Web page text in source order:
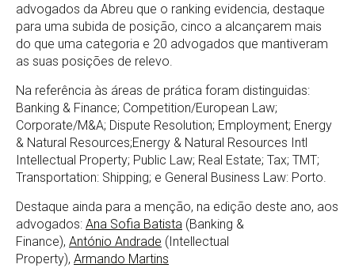
advogados da Abreu que o ranking evidencia, destaque
para uma subida de posição, cinco a alcançarem mais
do que uma categoria e 20 advogados que mantiveram
as suas posições de relevo.
Na referência às áreas de prática foram distinguidas:
Banking & Finance; Competition/European Law;
Corporate/M&A; Dispute Resolution; Employment; Energy
& Natural Resources;Energy & Natural Resources Intl
Intellectual Property; Public Law; Real Estate; Tax; TMT;
Transportation: Shipping; e General Business Law: Porto.
Destaque ainda para a menção, na edição deste ano, aos
advogados: Ana Sofia Batista (Banking &
Finance), António Andrade (Intellectual
Property), Armando Martins